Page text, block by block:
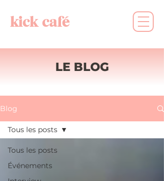
kick café
LE BLOG
Blog
Tous les posts
Événements
Tous les posts